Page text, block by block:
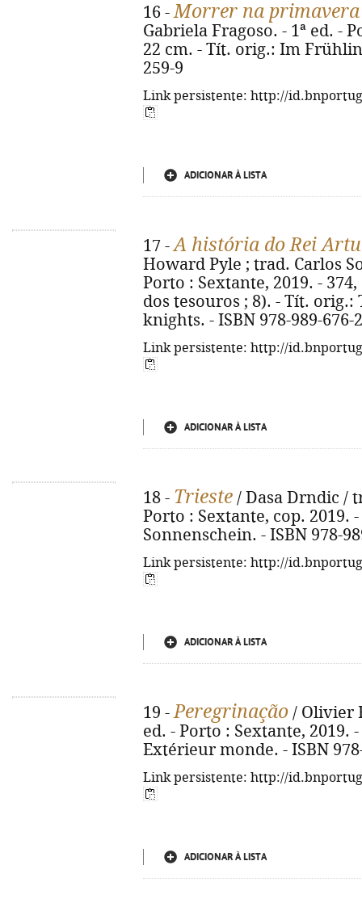
16 -Morrer na primavera
Gabriela Fragoso. - 1ª ed. -
22 cm. - Tít. orig.: Im
259-9
Link persistente: http://
ADICIONAR À LISTA
17 -A história do Rei
Howard Pyle ; trad. Carlos
Porto : Sextante, 2019. -
dos tesouros ; 8). - Tít.
knights. - ISBN 978-989-676-
Link persistente: http://
ADICIONAR À LISTA
18 - Trieste / Dasa Drndic /
Porto : Sextante, cop. 2019.
Sonnenschein. - ISBN 978-
Link persistente: http://
ADICIONAR À LISTA
19 -Peregrinação / Olivier
ed. - Porto : Sextante, 2019.
Extérieur monde. - ISBN
Link persistente: http://
ADICIONAR À LISTA